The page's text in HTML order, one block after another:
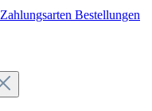
Zahlungsarten Bestellungen